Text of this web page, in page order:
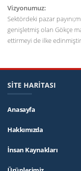
Vizyonumuz:
Sektördeki pazar
genişletmiş olan Gökçe
ettirmeyi de ilke
SİTE HARİTASI
Anasayfa
Hakkımızda
İnsan Kaynakları